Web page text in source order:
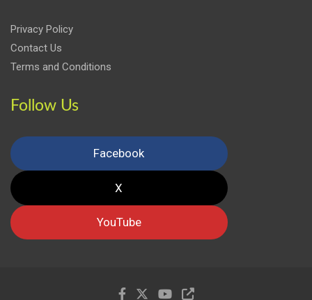
Privacy Policy
Contact Us
Terms and Conditions
Follow Us
Facebook
X
YouTube